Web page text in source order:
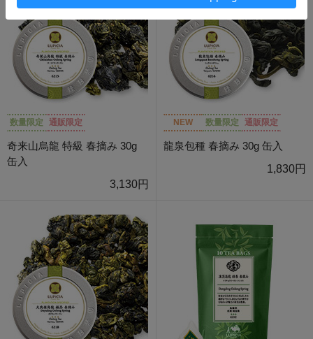
数量限定 通販限定
奇来山烏龍 特級 春摘み 30g
缶入
3,130円
NEW 数量限定 通販限定
龍泉包種 春摘み 30g 缶入
1,830円